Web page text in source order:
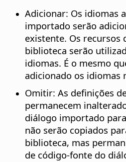
Adicionar: Os idiomas
importado serão
existente. Os recursos
biblioteca serão
idiomas. É o mesmo
adicionado os idiomas
Omitir: As definições
permanecem
diálogo importado
não serão copiados
biblioteca, mas
de código-fonte do